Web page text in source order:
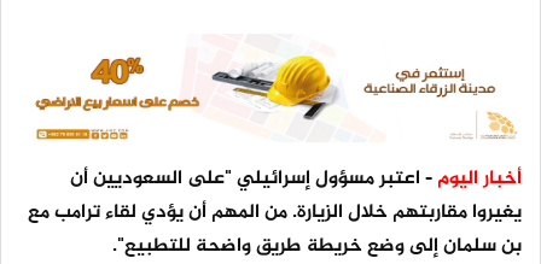
أخبار اليوم- اعتبر مسؤول إسرائيلي "على السعوديين أن
يغيروا مقاربتهم خلال الزيارة. من المهم أن يؤدي لقاء ترامب مع
بن سلمان إلى وضع خريطة طريق واضحة للتطبيع".